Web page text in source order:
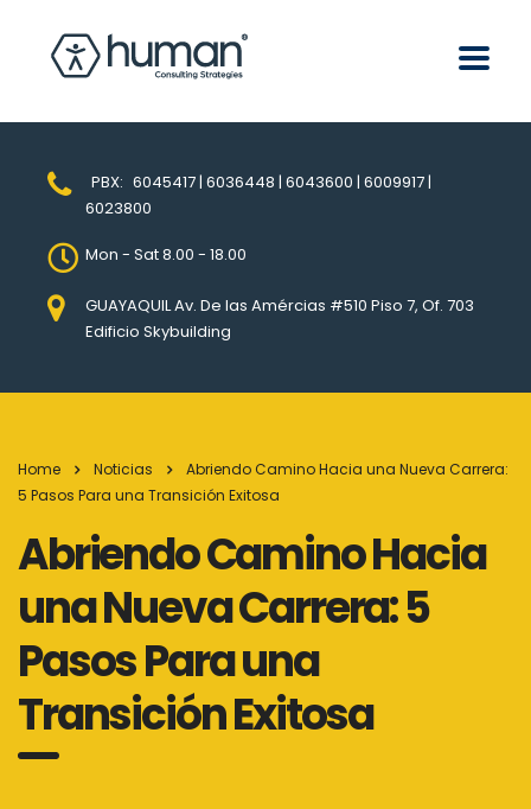
PBX: 6045417 | 6036448 | 6043600 | 6009917 |
6023800
Mon - Sat 8.00 - 18.00
GUAYAQUIL Av. De las Amércias #510 Piso 7, Of. 703
Edificio Skybuilding
Home Noticias
Abriendo Camino Hacia una Nueva Carrera:
5 Pasos Para una Transición Exitosa
Abriendo Camino Hacia
una Nueva Carrera: 5
Pasos Para una
Transición Exitosa